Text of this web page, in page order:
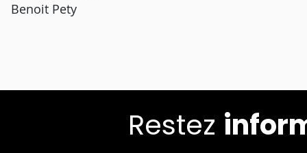
Benoit Pety
Restez